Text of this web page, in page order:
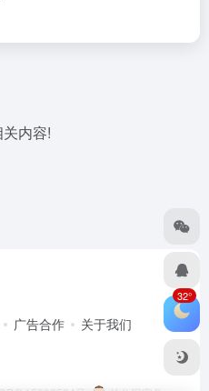
内容!
广告合作 关于我们
32°